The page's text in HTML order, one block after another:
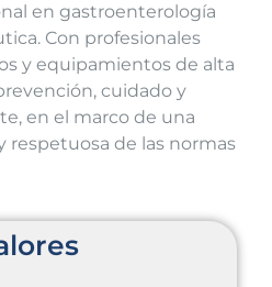
en gastroenterología
Con profesionales
y equipamientos de alta
cuidado y
en el marco de una
de las normas